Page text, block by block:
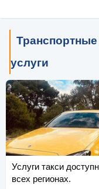
Транспортные
услуги
Услуги такси
всех регионах.